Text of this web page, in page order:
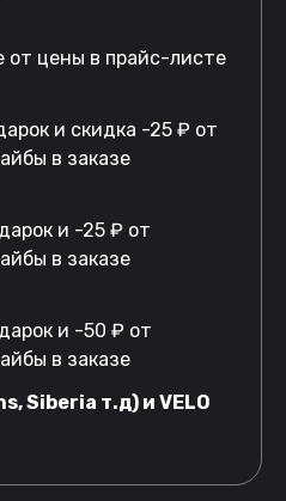
цены в прайс-листе
и скидка -25 ₽ от
в заказе
и -25 ₽ от
в заказе
и -50 ₽ от
в заказе
Siberia т.д) и VELO